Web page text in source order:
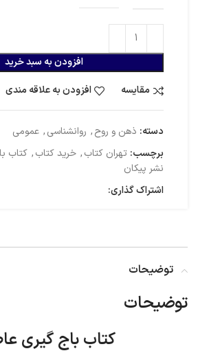
افزودن به سبد خرید
مقایسه
افزودن به علاقه مندی
دسته: ذهن و روح, روانشناسی, عمومی
برچسب: تهران کتاب, خرید کتاب, کتاب
نشر پیکان
اشتراک گذاری:
توضیحات
توضیحات
کتاب باج گیری